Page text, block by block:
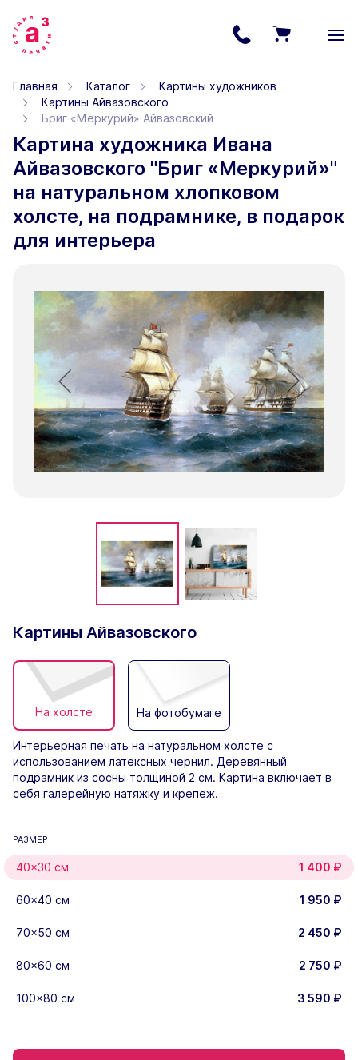
Главная Каталог
Картины художников
Картины Айвазовского
Бриг «Меркурий» Айвазовский
Картина художника Ивана
Айвазовского "Бриг «Меркурий»"
на натуральном хлопковом
холсте, на подрамнике, в подарок
для интерьера
Картины Айвазовского
На холсте На фотобумаге
Интерьерная печать на натуральном холсте с
использованием латексных чернил. Деревянный
подрамник из сосны толщиной 2 см. Картина включает в
себя галерейную натяжку и крепеж.
РАЗМЕР
40×30 см 1 400 ₽
60×40 см 1 950 ₽
70×50 см 2 450 ₽
80×60 см 2 750 ₽
100×80 см 3 590 ₽